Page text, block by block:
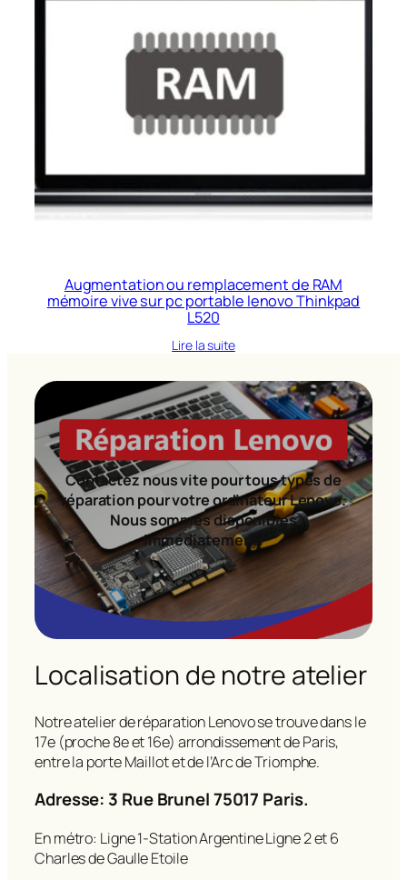
Augmentation ou remplacement de RAM
mémoire vive sur pc portable lenovo Thinkpad
L520
Lire la suite
Contactez nous vite pour tous types de
réparation pour votre ordinateur Lenovo.
Nous sommes disponibles
immédiatement!
Localisation de notre atelier
Notre atelier de réparation Lenovo se trouve dans le
17e (proche 8e et 16e) arrondissement de Paris,
entre la porte Maillot et de l’Arc de Triomphe.
Adresse: 3 Rue Brunel 75017 Paris.
En métro: Ligne 1-Station Argentine Ligne 2 et 6
Charles de Gaulle Etoile